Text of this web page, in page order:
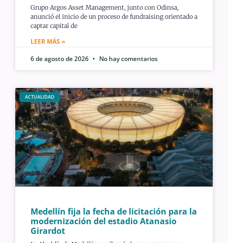
Grupo Argos Asset Management, junto con Odinsa,
anunció el inicio de un proceso de fundraising orientado a
captar capital de
LEER MÁS »
6 de agosto de 2026
No hay comentarios
ACTUALIDAD
Medellín fija la fecha de licitación para la
modernización del estadio Atanasio
Girardot